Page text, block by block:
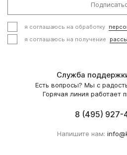
я соглашаюсь на обработку
я соглашаюсь на получение
Служба
Есть вопросы? Мы с
Горячая линия работает
8 (495) 927-
Напишите нам: